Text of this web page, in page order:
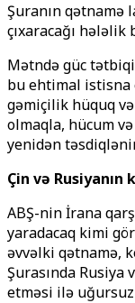
Şuranın qətnamə
çıxaracağı hələlik
Mətndə güc
bu ehtimal istisna
gəmiçilik hüquq
olmaqla, hücum
yenidən
Çin və
ABŞ-nin İrana
yaradacaq kimi
əvvəlki qətnamə,
Şurasında
etməsi ilə